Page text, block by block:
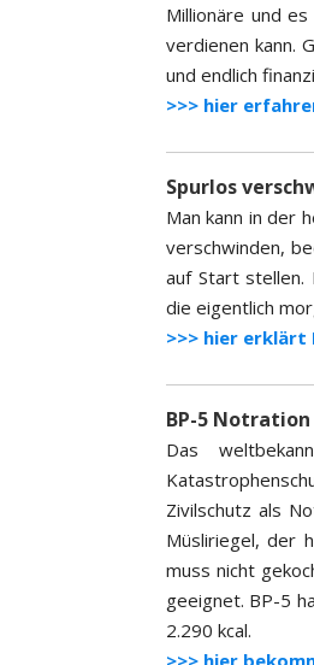
Millionäre und
verdienen kann.
und endlich
>>> hier
Spurlos
Man kann in der
verschwinden,
auf Start stellen.
die eigentlich
>>> hier erklärt
BP-5 Notration
Das
Zivilschutz als
Müsliriegel, der
muss nicht
geeignet. BP-5
2.290 kcal.